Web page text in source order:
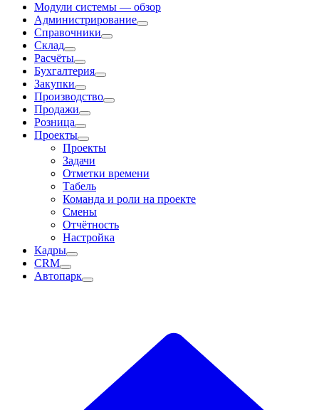
Модули системы — обзор
Администрирование
Справочники
Склад
Расчёты
Бухгалтерия
Закупки
Производство
Продажи
Розница
Проекты
Проекты
Задачи
Отметки времени
Табель
Команда и роли на проекте
Смены
Отчётность
Настройка
Кадры
CRM
Автопарк